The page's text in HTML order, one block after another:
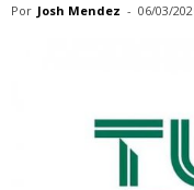
Por Josh Mendez - 06/03/